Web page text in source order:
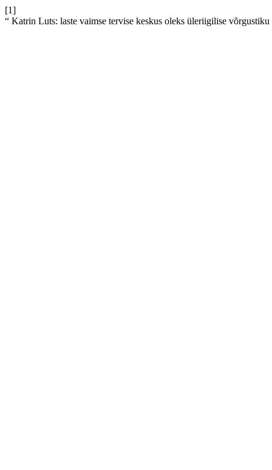
[1]
“ Katrin Luts: laste vaimse tervise keskus oleks üleriigilise